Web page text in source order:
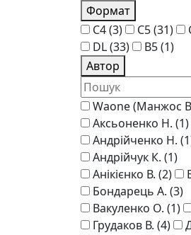
Формат
C4(3) C5(31)
DL(33) В5(1)
Автор
Waone (Манжос
Аксьоненко Н. (1)
Андрійченко Н.
Андрійчук К. (1)
Анікієнко В. (2)
Бондарець А. (3)
Вакуленко О. (1)
Грудаков В. (4)